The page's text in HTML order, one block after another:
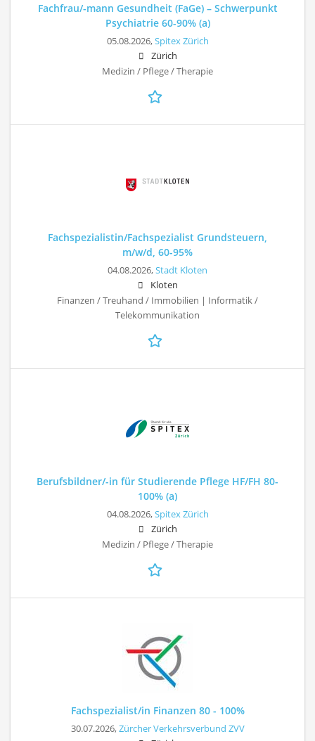
Fachfrau/-mann Gesundheit (FaGe) – Schwerpunkt
Psychiatrie 60-90% (a)
05.08.2026,Spitex Zürich
Zürich
Medizin / Pflege / Therapie
Fachspezialistin/Fachspezialist Grundsteuern,
m/w/d, 60-95%
04.08.2026,Stadt Kloten
Kloten
Finanzen / Treuhand / Immobilien | Informatik /
Telekommunikation
Berufsbildner/-in für Studierende Pflege HF/FH 80-
100% (a)
04.08.2026,Spitex Zürich
Zürich
Medizin / Pflege / Therapie
Fachspezialist/in Finanzen 80 - 100%
30.07.2026,Zürcher Verkehrsverbund ZVV